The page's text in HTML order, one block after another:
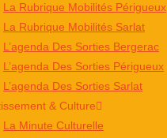
La Rubrique Mobilités Périgueux
La Rubrique Mobilités Sarlat
L’agenda Des Sorties Bergerac
L’agenda Des Sorties Périgueux
L’agenda Des Sorties Sarlat
& Culture
La Minute Culturelle